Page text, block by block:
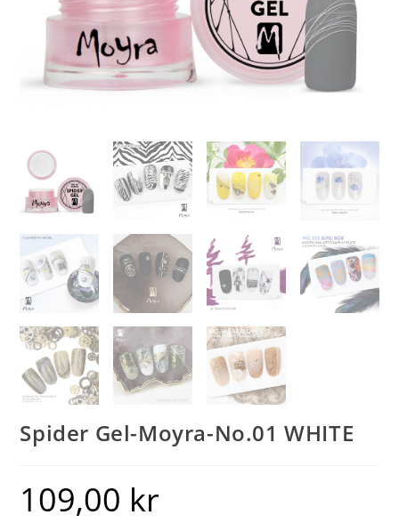
Spider Gel-Moyra-No.01 WHITE
109,00 kr